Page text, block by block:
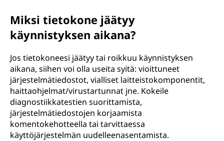
Miksi tietokone jäätyy
käynnistyksen aikana?
Jos tietokoneesi jäätyy tai roikkuu käynnistyksen
aikana, siihen voi olla useita syitä: vioittuneet
järjestelmätiedostot, vialliset laitteistokomponentit,
haittaohjelmat/virustartunnat jne. Kokeile
diagnostiikkatestien suorittamista,
järjestelmätiedostojen korjaamista
komentokehotteella tai tarvittaessa
käyttöjärjestelmän uudelleenasentamista.